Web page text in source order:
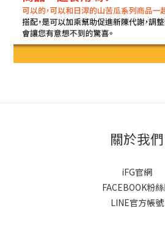
關於我們
iFG官網
FACEBOOK粉
LINE官方帳號